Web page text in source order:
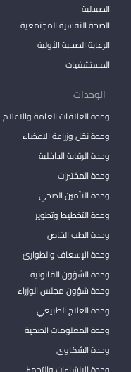
الصيدلية
الصحة النفسية المجتمعية
الرعاية الصحية الأولية
المستشفيات
الوحدات
وحدة العلاقات العامة والاعلام
وحدة نقل وزراعة الاعضاء
وحدة الرقابة الداخلية
وحدة المختبرات
وحدة التأمين الصحي
وحدة التخطيط وتطوير
وحدة الطب الخاص
وحدة الإسعاف والطوارئ
وحدة الشؤون القانونية
وحدة شؤون مجلس الوزراء
وحدة العلاج الطبيعي
وحدة المعلومات الصحية
وحدة الشكاوي